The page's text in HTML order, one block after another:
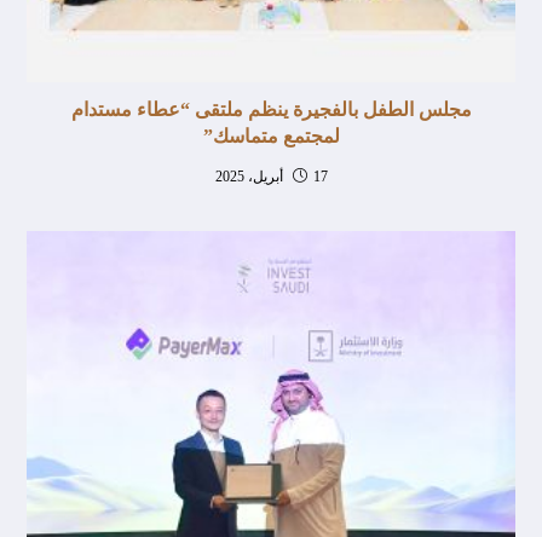
مجلس الطفل بالفجيرة ينظم ملتقى “عطاء مستدام
لمجتمع متماسك”
17 أبريل، 2025